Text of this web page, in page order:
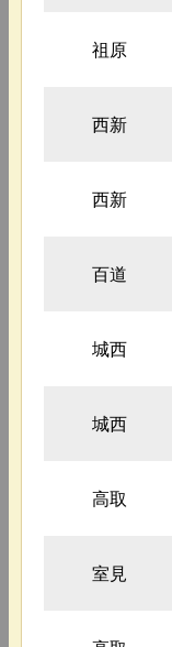
祖原
西新
西新
百道
城西
城西
高取
室見